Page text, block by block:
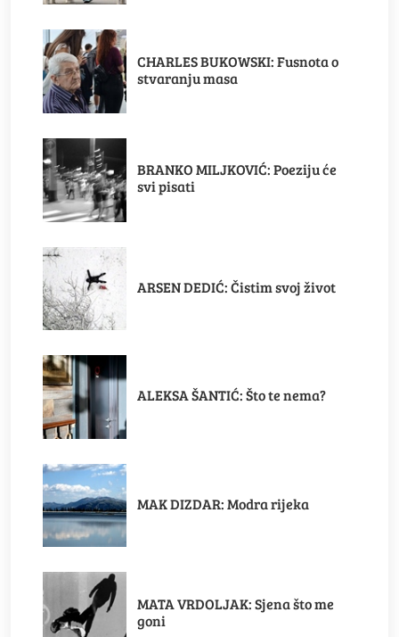
CHARLES BUKOWSKI: Fusnota o
stvaranju masa
BRANKO MILJKOVIĆ: Poeziju će
svi pisati
ARSEN DEDIĆ: Čistim svoj život
ALEKSA ŠANTIĆ: Što te nema?
MAK DIZDAR: Modra rijeka
MATA VRDOLJAK: Sjena što me
goni